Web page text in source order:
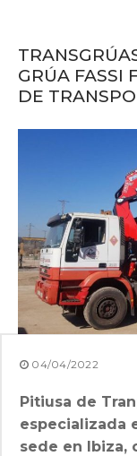
GRÚA FASSI
DE
04/04/2022
Pitiusa de
especializada
sede en Ibiza,